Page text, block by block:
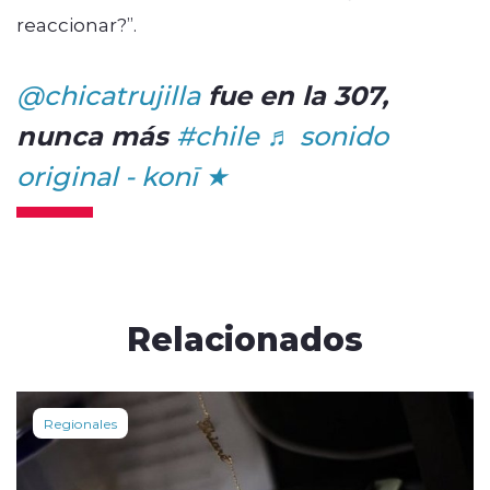
reaccionar?”.
@chicatrujillafue en la 307,
nunca más#chile ♬ sonido
original - konī ★
Relacionados
Regionales